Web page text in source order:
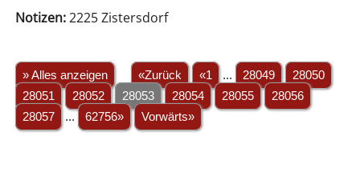
Notizen:2225 Zistersdorf
» Alles anzeigen «Zurück «1 ... 28049
28050
28051
28052 28053 28054 28055
28056
28057
... 62756» Vorwärts»